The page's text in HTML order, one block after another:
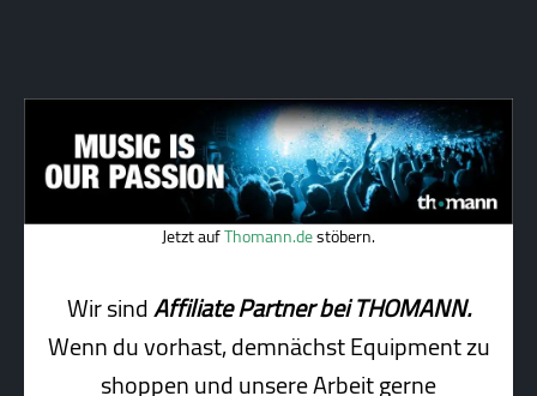
Jetzt aufThomann.destöbern.
Wir sindAffiliate Partner bei THOMANN.
Wenn du vorhast, demnächst Equipment zu
shoppen und unsere Arbeit gerne